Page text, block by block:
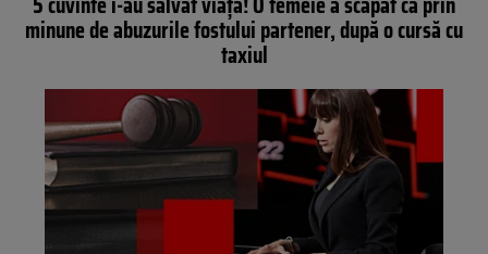
minune de abuzurile fostului partener, după o cursă cu
taxiul